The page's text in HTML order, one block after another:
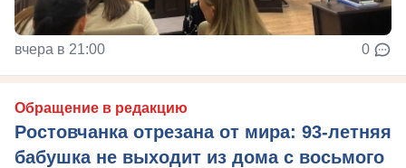
вчера в 21:00 0
Обращение в редакцию
Ростовчанка отрезана от мира: 93-летняя
бабушка не выходит из дома с восьмого